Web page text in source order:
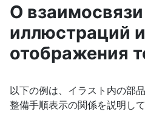
О взаимосвязи
иллюстраций и
отображения
以下の例は、イラスト内の部
整備手順表示の関係を説明して